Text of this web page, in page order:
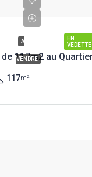
EN
VEDETTE
A
VENDRE
117m²